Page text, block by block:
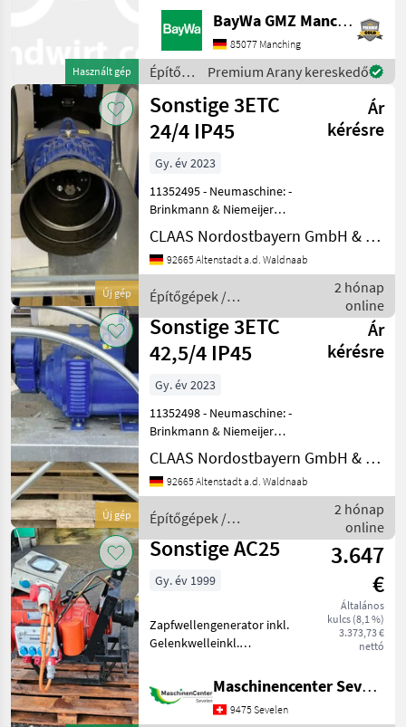
Használt gép
15KW- 2x 230V Steckdose
CE- 1x 400 V Steckdose
CCE800ccm Honda Motor
Jetzt auch über WhatsApp
erreichbar: 0049 151 16 17
47
BayWa GMZ Manching
85077 Manching
Építőgépek
/
Sonstige
Premium Arany kereskedő
Új gép
Sonstige 3ETC
24/4 IP45
Ár
kérésre
Gy. év 2023
11352495 - Neumaschine: -
Brinkmann & Niemeijer
Zapfwellengenerator 3ETC
24/4 - IP45
Notstromaggregat -
125A Steckdose + CEE
Steckdose; S
CLAAS Nordostbayern GmbH & Co. KG, Altenstadt
92665 Altenstadt a.d. Waldnaab
Építőgépek /
Sonstige
2 hónap
online
Új gép
Sonstige 3ETC
42,5/4 IP45
Ár
kérésre
Gy. év 2023
11352498 - Neumaschine: -
Brinkmann & Niemeijer
Zapfwellengenerator 3ETC
42, 5/4 - IP45
Notstromaggregat -
125A Steckdose + CEE
Steckdose;
CLAAS Nordostbayern GmbH & Co. KG, Altenstadt
92665 Altenstadt a.d. Waldnaab
Építőgépek /
Sonstige
2 hónap
online
Sonstige AC25
3.647
€
Általános
kulcs (8,1 %)
3.373,73 €
nettó
Gy. év 1999
Zapfwellengenerator inkl.
Gelenkwelleinkl.
Építőgépek Áramfejlesztő
Maschinencenter Sevelen AG
9475 Sevelen